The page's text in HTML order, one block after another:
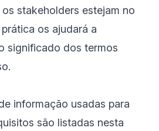
stakeholders estejam no
os ajudará a
significado dos termos
informação usadas para
são listadas nesta